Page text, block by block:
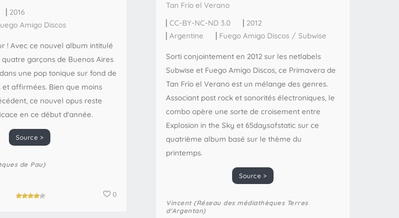
2016
Amigo Discos
! Avec ce nouvel album intitulé
quatre garçons de Buenos Aires
une pop tonique sur fond de
affirmées. Bien que moins
ce nouvel opus reste
en ce début d'année.
Source >
de Pau)
0
Tan Frío el Verano
CC-BY-NC-ND 3.0
2012
Argentine
Fuego Amigo Discos / Subwise
Sorti conjointement en 2012 sur les netlabels
Subwise et Fuego Amigo Discos, ce Primavera de
Tan Frío el Verano est un mélange des genres.
Associant post rock et sonorités électroniques, le
combo opère une sorte de croisement entre
Explosion in the Sky et 65daysofstatic sur ce
quatrième album basé sur le thème du
printemps.
Source >
Vincent (Réseau des médiathèques Terres
d'Argentan)